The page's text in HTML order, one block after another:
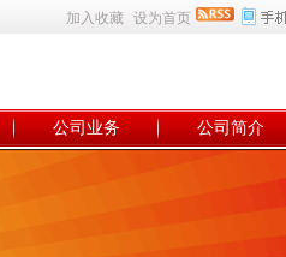
加入收藏 设为首页
公司业务 公司简介